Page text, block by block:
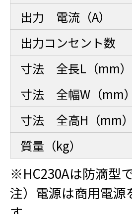
出力 電流（A）
出力コンセント数
寸法 全長L（mm）
寸法 全幅W（mm）
寸法 全高H（mm）
質量（kg）
※HC230Aは防滴型で
注）電源は商用電